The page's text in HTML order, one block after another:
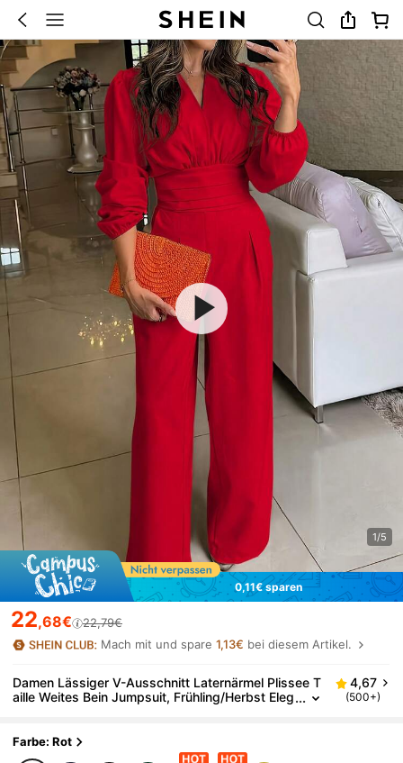
1/5
0,11€ sparen
22,68€
22,79€
Mach mit und spare1,13€ bei diesem Artikel.
Damen Lässiger V-Ausschnitt Laternärmel Plissee T
aille Weites Bein Jumpsuit, Frühling/Herbst Eleg
4,67
(500+)
Farbe: Rot